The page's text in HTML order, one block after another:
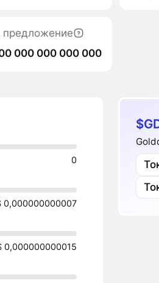
предложение
000 000 000 000
0
0,000000000007
0,000000000015